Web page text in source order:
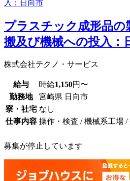
プラスチック成形品の
搬及び機械への投入：
株式会社テクノ・サービス
給与 時給1,150円〜
勤務地
宮崎県 日向市
寮・社宅 なし
仕事内容 操作・検査 / 機械系工場 /
募集が停止しています